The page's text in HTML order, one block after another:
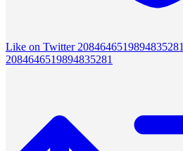
Like on Twitter 2084646519894835281
2084646519894835281